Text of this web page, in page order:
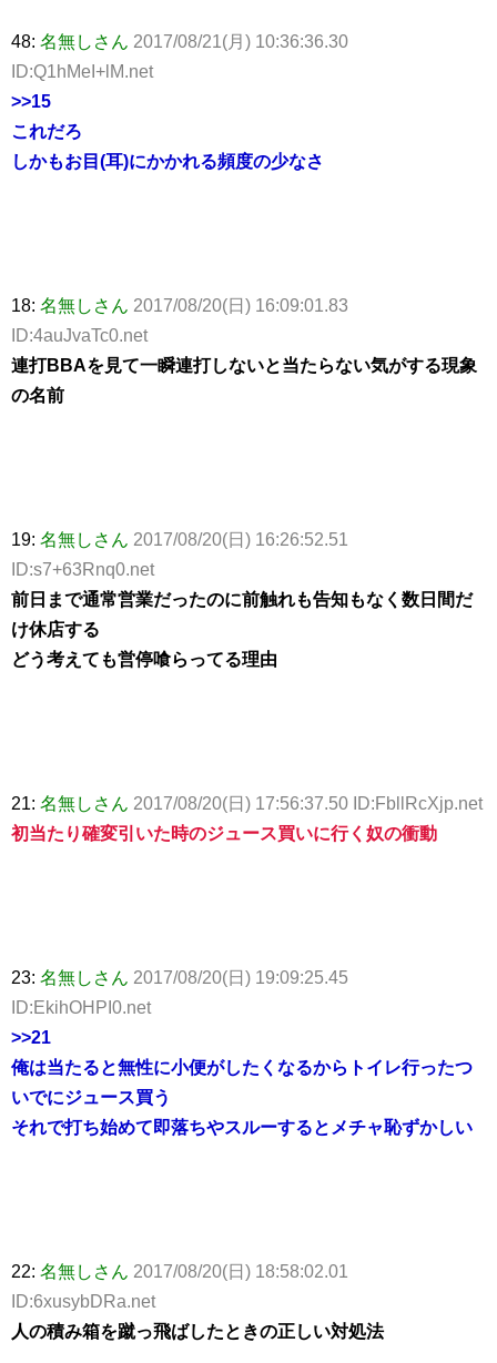
48: 名無しさん 2017/08/21(月) 10:36:36.30
ID:Q1hMeI+lM.net
>>15
これだろ
しかもお目(耳)にかかれる頻度の少なさ
18: 名無しさん 2017/08/20(日) 16:09:01.83
ID:4auJvaTc0.net
連打BBAを見て一瞬連打しないと当たらない気がする現象
の名前
19: 名無しさん 2017/08/20(日) 16:26:52.51
ID:s7+63Rnq0.net
前日まで通常営業だったのに前触れも告知もなく数日間だ
け休店する
どう考えても営停喰らってる理由
21: 名無しさん 2017/08/20(日) 17:56:37.50 ID:FbllRcXjp.net
初当たり確変引いた時のジュース買いに行く奴の衝動
23: 名無しさん 2017/08/20(日) 19:09:25.45
ID:EkihOHPI0.net
>>21
俺は当たると無性に小便がしたくなるからトイレ行ったつ
いでにジュース買う
それで打ち始めて即落ちやスルーするとメチャ恥ずかしい
22: 名無しさん 2017/08/20(日) 18:58:02.01
ID:6xusybDRa.net
人の積み箱を蹴っ飛ばしたときの正しい対処法